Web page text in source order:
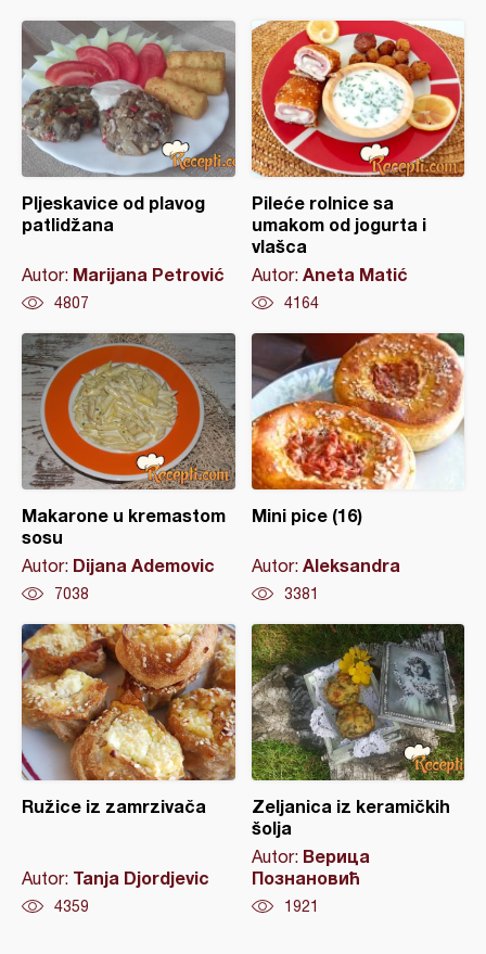
Pljeskavice od plavog
patlidžana
Autor: Marijana Petrović
4807
Pileće rolnice sa
umakom od jogurta i
vlašca
Autor: Aneta Matić
4164
Makarone u kremastom
sosu
Autor: Dijana Ademovic
7038
Mini pice (16)
Autor: Aleksandra
3381
Ružice iz zamrzivača
Autor: Tanja Djordjevic
4359
Zeljanica iz keramičkih
šolja
Autor: Верица
Познановић
1921